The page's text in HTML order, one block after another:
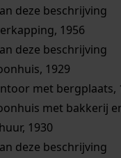
deze beschrijving
1956
deze beschrijving
1929
met bergplaats,
met bakkerij
1930
deze beschrijving